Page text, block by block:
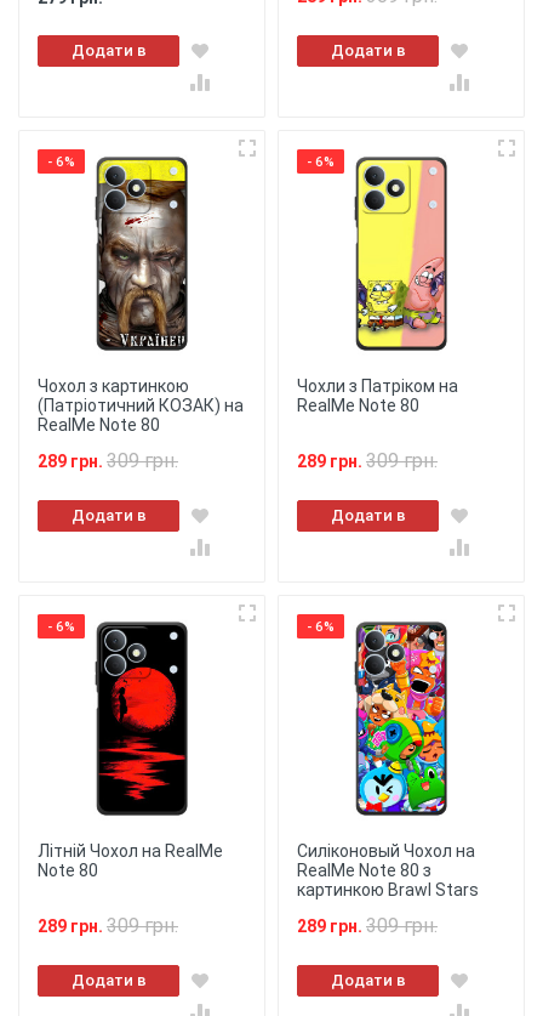
Додати в
кошик
Додати в
кошик
- 6%
Чохол з картинкою
(Патріотичний КОЗАК) на
RealMe Note 80
289 грн. 309 грн.
Додати в
кошик
- 6%
Чохли з Патріком на
RealMe Note 80
289 грн. 309 грн.
Додати в
кошик
- 6%
Літній Чохол на RealMe
Note 80
289 грн. 309 грн.
Додати в
кошик
- 6%
Силіконовый Чохол на
RealMe Note 80 з
картинкою Brawl Stars
289 грн. 309 грн.
Додати в
кошик